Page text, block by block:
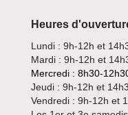
Heures
Lundi : 9h-12h et
Mardi : 9h-12h et
Mercredi : 8h30-
Jeudi : 9h-12h et
Vendredi : 9h-12h et